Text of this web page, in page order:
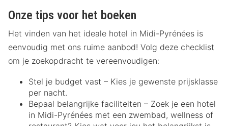
Onze tips voor het boeken
Het vinden van het ideale hotel in Midi-Pyrénées is
eenvoudig met ons ruime aanbod! Volg deze checklist
om je zoekopdracht te vereenvoudigen:
Stel je budget vast – Kies je gewenste prijsklasse
per nacht.
Bepaal belangrijke faciliteiten – Zoek je een hotel
in Midi-Pyrénées met een zwembad, wellness of